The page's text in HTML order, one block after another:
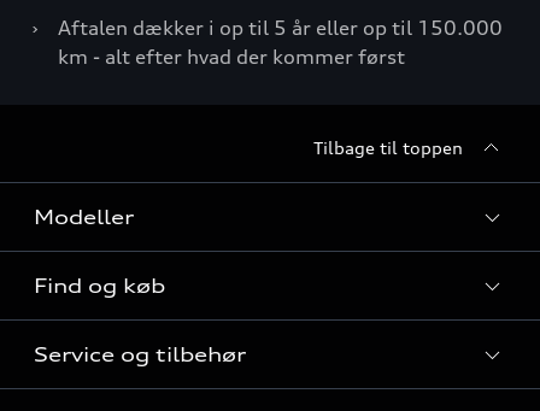
›
Aftalen dækker i op til 5 år eller op til 150.000
km - alt efter hvad der kommer først
Tilbage til toppen
Modeller
Find og køb
Service og tilbehør